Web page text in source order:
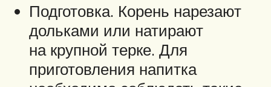
Подготовка. Корень нарезают
дольками или натирают
на крупной терке. Для
приготовления напитка